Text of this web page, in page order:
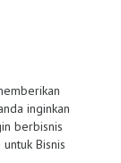
inginkan
berbisnis
Bisnis